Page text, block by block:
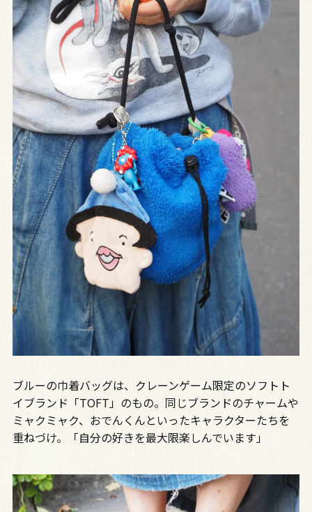
ブルーの巾着バッグは、クレーンゲーム限定のソフトト
イブランド「TOFT」のもの。同じブランドのチャームや
ミャクミャク、おでんくんといったキャラクターたちを
重ねづけ。「自分の好きを最大限楽しんでいます」